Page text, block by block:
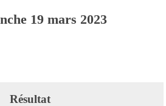
19 mars 2023
Résultat